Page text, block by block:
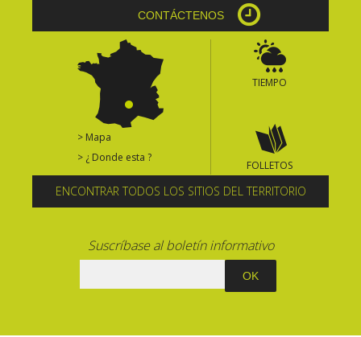
CONTÁCTENOS
> Mapa
> ¿ Donde esta ?
TIEMPO
FOLLETOS
ENCONTRAR TODOS LOS SITIOS DEL TERRITORIO
Suscríbase al boletín informativo